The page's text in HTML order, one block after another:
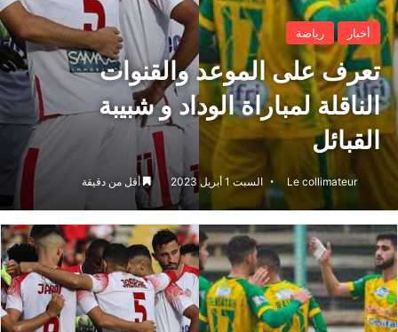
أخبار رياضة
تعرف على الموعد والقنوات
الناقلة لمباراة الوداد و شبيبة
القبائل
Le collimateur السبت 1 أبريل 2023 أقل من دقيقة